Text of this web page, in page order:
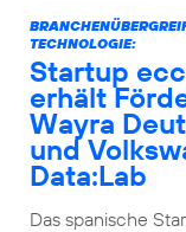
TECHNOLOGIE:
Startup
erhält
Wayra
und
Data:Lab
Das spanische